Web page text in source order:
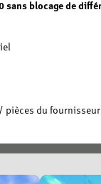
sans blocage de
pièces du